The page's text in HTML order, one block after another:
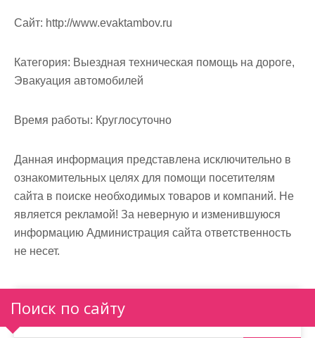
Cайт: http://www.evaktambov.ru
Категория: Выездная техническая помощь на дороге,
Эвакуация автомобилей
Время работы: Круглосуточно
Данная информация представлена исключительно в
ознакомительных целях для помощи посетителям
сайта в поиске необходимых товаров и компаний. Не
является рекламой! За неверную и изменившуюся
информацию Администрация сайта ответственность
не несет.
Поиск по сайту